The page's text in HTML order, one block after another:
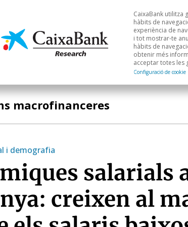
Economia i mercats Anàlisi
CaixaBank utilitza
hàbits de
experiència de
i tot mostrar-te
hàbits de
obtenir més
acceptar totes les
Configuració de cookie
macrofinanceres
i demografia
salarials
creixen al